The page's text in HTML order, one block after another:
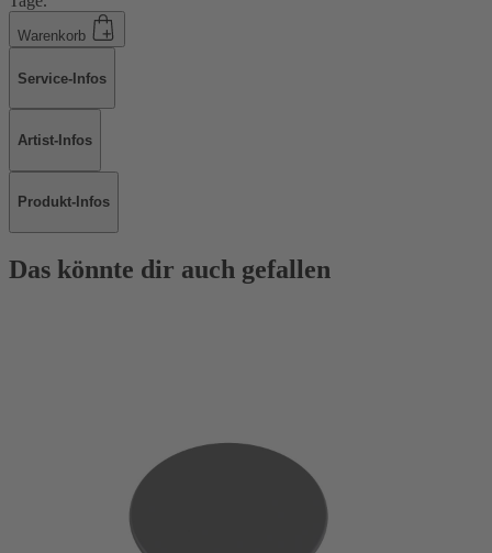
Warenkorb
Service-Infos
Artist-Infos
Produkt-Infos
Das könnte dir auch gefallen